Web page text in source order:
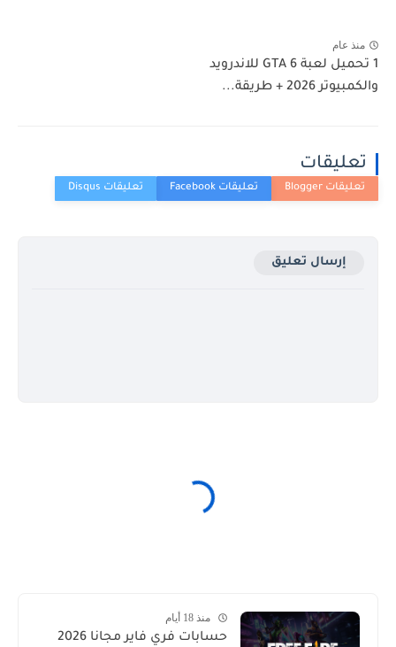
منذ عام
1 تحميل لعبة GTA 6 للاندرويد
والكمبيوتر 2026 + طريقة...
تعليقات
إرسال تعليق
منذ 18 أيام
حسابات فري فاير مجانا 2026